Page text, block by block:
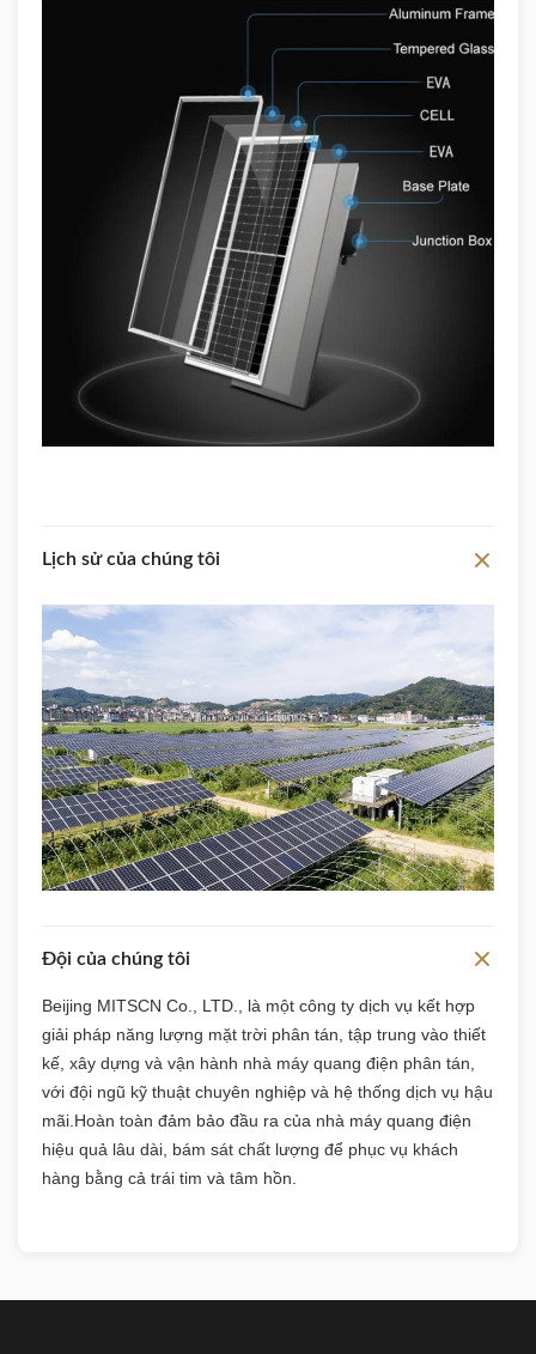
Lịch sử của chúng tôi
Đội của chúng tôi
Beijing MITSCN Co., LTD., là một công ty dịch vụ kết hợp
giải pháp năng lượng mặt trời phân tán, tập trung vào thiết
kế, xây dựng và vận hành nhà máy quang điện phân tán,
với đội ngũ kỹ thuật chuyên nghiệp và hệ thống dịch vụ hậu
mãi.Hoàn toàn đảm bảo đầu ra của nhà máy quang điện
hiệu quả lâu dài, bám sát chất lượng để phục vụ khách
hàng bằng cả trái tim và tâm hồn.